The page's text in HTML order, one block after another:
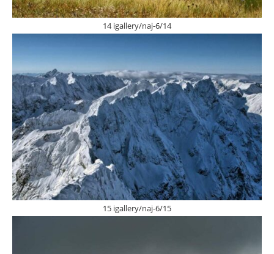
14 igallery/naj-6/14
15 igallery/naj-6/15